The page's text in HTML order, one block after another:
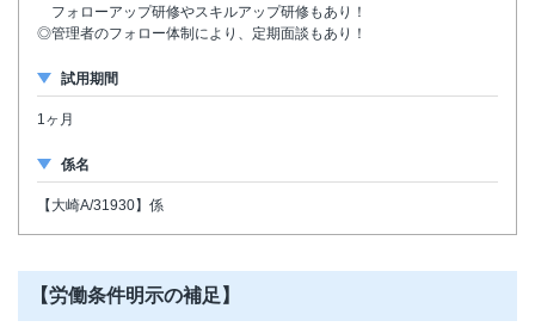
フォローアップ研修やスキルアップ研修もあり！
◎管理者のフォロー体制により、定期面談もあり！
試用期間
1ヶ月
係名
【大崎A/31930】係
【労働条件明示の補足】